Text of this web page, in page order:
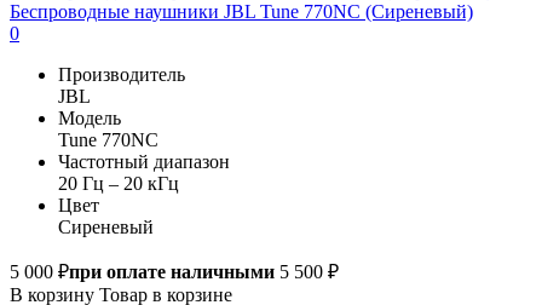
Беспроводные наушники JBL Tune 770NC (Сиреневый)
0
Производитель
JBL
Модель
Tune 770NC
Частотный диапазон
20 Гц – 20 кГц
Цвет
Сиреневый
5 000 ₽при оплате наличными 5 500 ₽
В корзину Товар в корзине